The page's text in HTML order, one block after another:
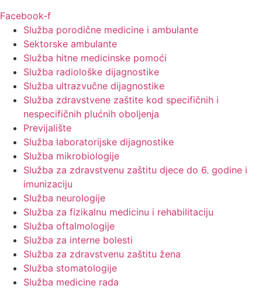
Facebook-f
Služba porodične medicine i ambulante
Sektorske ambulante
Služba hitne medicinske pomoći
Služba radiološke dijagnostike
Služba ultrazvučne dijagnostike
Služba zdravstvene zaštite kod specifičnih i
nespecifičnih plućnih oboljenja
Previjalište
Služba laboratorijske dijagnostike
Služba mikrobiologije
Služba za zdravstvenu zaštitu djece do 6. godine i
imunizaciju
Služba neurologije
Služba za fizikalnu medicinu i rehabilitaciju
Služba oftalmologije
Služba za interne bolesti
Služba za zdravstvenu zaštitu žena
Služba stomatologije
Služba medicine rada